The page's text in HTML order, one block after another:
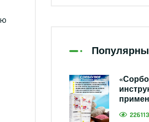
226113